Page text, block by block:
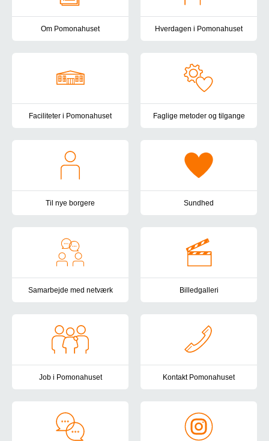
Om Pomonahuset Hverdagen i Pomonahuset
Faciliteter i Pomonahuset Faglige metoder og tilgange
Til nye borgere Sundhed
Samarbejde med netværk Billedgalleri
Job i Pomonahuset Kontakt Pomonahuset